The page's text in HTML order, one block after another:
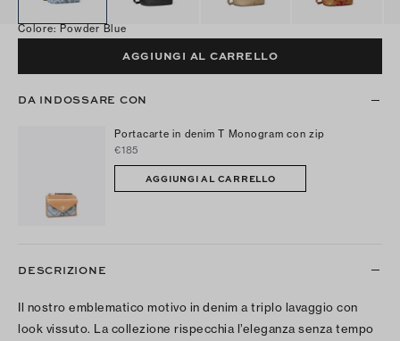
Colore: Powder Blue
AGGIUNGI AL CARRELLO
DA INDOSSARE CON
Portacarte in denim T Monogram con zip
€185
AGGIUNGI AL CARRELLO
DESCRIZIONE
Il nostro emblematico motivo in denim a triplo lavaggio con
look vissuto. La collezione rispecchia l’eleganza senza tempo